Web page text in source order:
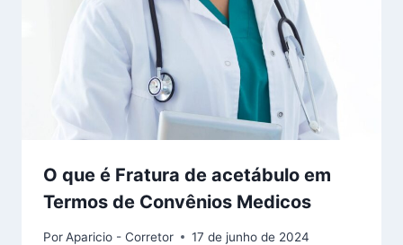
O que é Fratura de acetábulo em
Termos de Convênios Medicos
PorAparicio - Corretor 17 de junho de 2024